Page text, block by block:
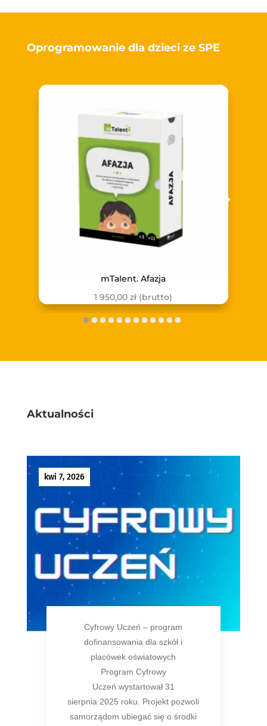
Oprogramowanie dla dzieci ze SPE
mTalent. Afazja
1 950,00zł (brutto)
Aktualności
kwi 7, 2026
Cyfrowy Uczeń – program
dofinansowania dla szkół i
placówek oświatowych
Program Cyfrowy
Uczeń wystartował 31
sierpnia 2025 roku. Projekt pozwoli
samorządom ubiegać się o środki